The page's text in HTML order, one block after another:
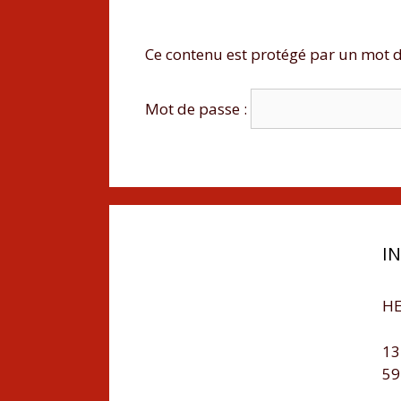
Ce contenu est protégé par un mot
Mot de passe :